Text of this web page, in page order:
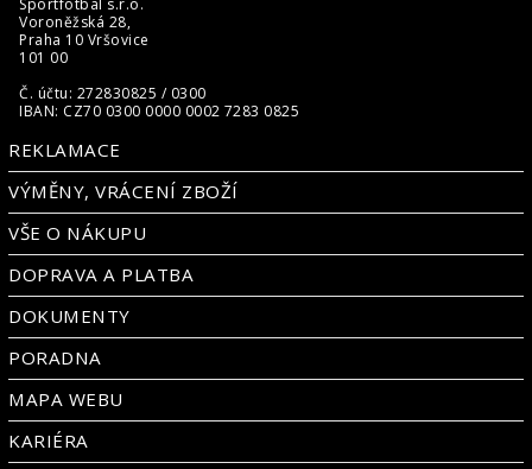
Voroněžská 28,
Praha 10 Vršovice
101 00
Č. účtu: 272830825 / 0300
IBAN: CZ70 0300 0000 0002 7283 0825
REKLAMACE
VÝMĚNY, VRÁCENÍ ZBOŽÍ
VŠE O NÁKUPU
DOPRAVA A PLATBA
DOKUMENTY
PORADNA
MAPA WEBU
KARIÉRA